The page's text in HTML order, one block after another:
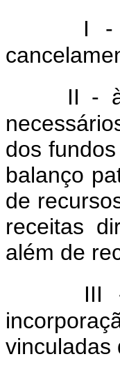
I -
II -
dos
balanço
de
receitas
além de
III
vinculadas